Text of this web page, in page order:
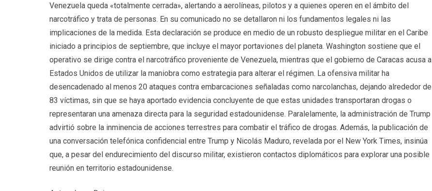
Venezuela queda «totalmente cerrada», alertando a aerolíneas, pilotos y a quienes operen en el ámbito del
narcotráfico y trata de personas. En su comunicado no se detallaron ni los fundamentos legales ni las
implicaciones de la medida. Esta declaración se produce en medio de un robusto despliegue militar en el Caribe
iniciado a principios de septiembre, que incluye el mayor portaviones del planeta. Washington sostiene que el
operativo se dirige contra el narcotráfico proveniente de Venezuela, mientras que el gobierno de Caracas acusa a
Estados Unidos de utilizar la maniobra como estrategia para alterar el régimen. La ofensiva militar ha
desencadenado al menos 20 ataques contra embarcaciones señaladas como narcolanchas, dejando alrededor de
83 víctimas, sin que se haya aportado evidencia concluyente de que estas unidades transportaran drogas o
representaran una amenaza directa para la seguridad estadounidense. Paralelamente, la administración de Trump
advirtió sobre la inminencia de acciones terrestres para combatir el tráfico de drogas. Además, la publicación de
una conversación telefónica confidencial entre Trump y Nicolás Maduro, revelada por el New York Times, insinúa
que, a pesar del endurecimiento del discurso militar, existieron contactos diplomáticos para explorar una posible
reunión en territorio estadounidense.